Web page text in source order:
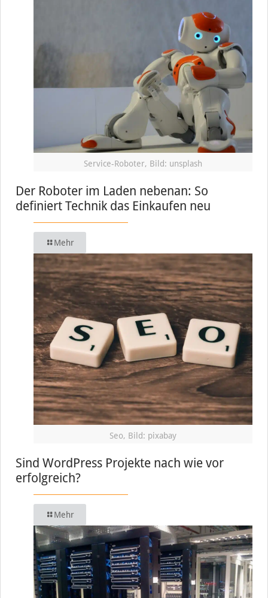
Service-Roboter, Bild: unsplash
Der Roboter im Laden nebenan: So
definiert Technik das Einkaufen neu
Mehr
Seo, Bild: pixabay
Sind WordPress Projekte nach wie vor
erfolgreich?
Mehr